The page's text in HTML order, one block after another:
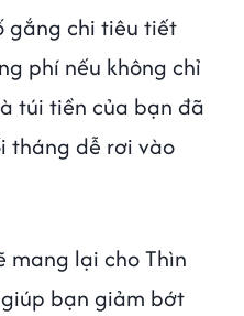
gắng chi tiêu tiết
phí nếu không chỉ
túi tiền của bạn đã
tháng dễ rơi vào
mang lại cho Thìn
bạn giảm bớt